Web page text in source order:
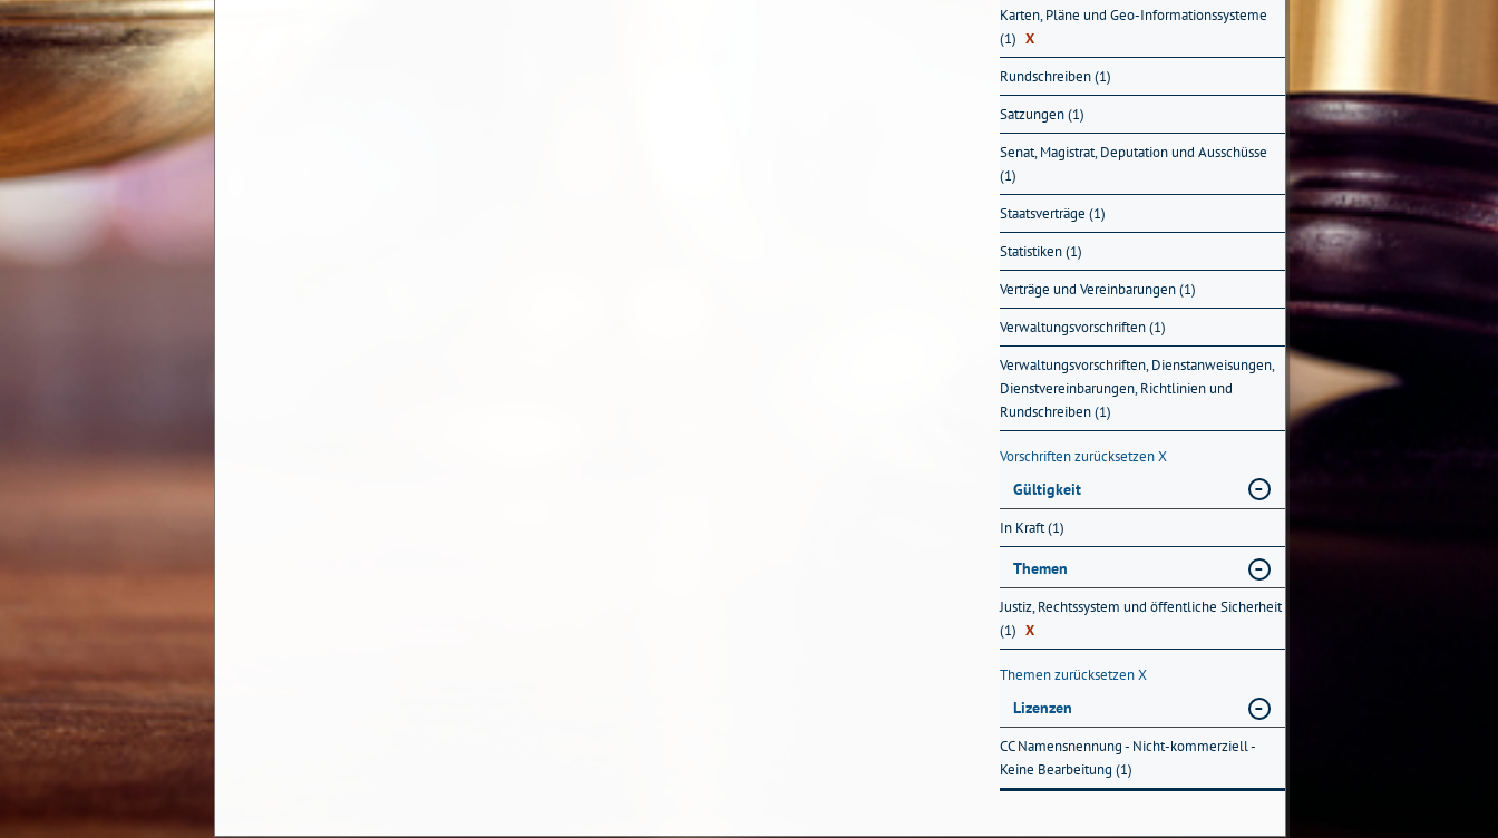
Karten, Pläne und Geo-Informationssysteme
(1) X
Rundschreiben (1)
Satzungen (1)
Senat, Magistrat, Deputation und Ausschüsse
(1)
Staatsverträge (1)
Statistiken (1)
Verträge und Vereinbarungen (1)
Verwaltungsvorschriften (1)
Verwaltungsvorschriften, Dienstanweisungen,
Dienstvereinbarungen, Richtlinien und
Rundschreiben (1)
Vorschriften zurücksetzenX
Gültigkeit
In Kraft (1)
Themen
Justiz, Rechtssystem und öffentliche Sicherheit
(1) X
Themen zurücksetzenX
Lizenzen
CC Namensnennung - Nicht-kommerziell -
Keine Bearbeitung (1)